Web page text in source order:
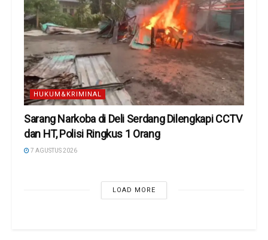
HUKUM&KRIMINAL
Sarang Narkoba di Deli Serdang Dilengkapi CCTV
dan HT, Polisi Ringkus 1 Orang
7 AGUSTUS 2026
LOAD MORE